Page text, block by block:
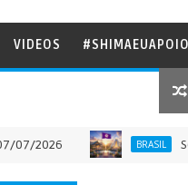
VIDEOS #SHIMAEUAPOIO
BRASIL Série